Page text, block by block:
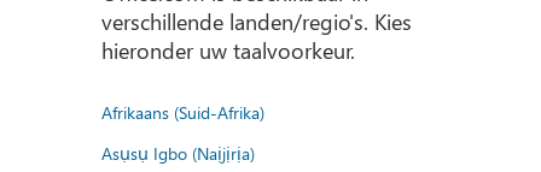
verschillende landen/regio's. Kies
hieronder uw taalvoorkeur.
Afrikaans (Suid-Afrika)
Asụsụ Igbo (Naịjịrịa)